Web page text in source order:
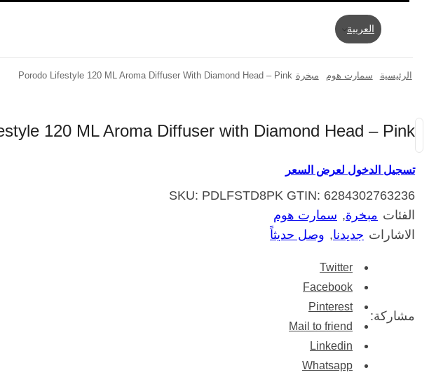
العربية
الرئيسية سمارت هوم مبخرة Porodo Lifestyle 120 ML Aroma Diffuser With Diamond Head – Pink
120 ML Aroma Diffuser with Diamond Head – Pink
تسجيل الدخول لعرض السعر
SKU: PDLFSTD8PK GTIN: 6284302763236
الفئات مبخرة, سمارت هوم
الاشارات جديدنا, وصل حديثاً
مشاركة:
Twitter
Facebook
Pinterest
Mail to friend
Linkedin
Whatsapp